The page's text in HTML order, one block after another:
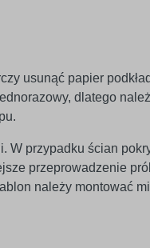
usunąć papier
dlatego
W przypadku ścian
przeprowadzenie
należy montować